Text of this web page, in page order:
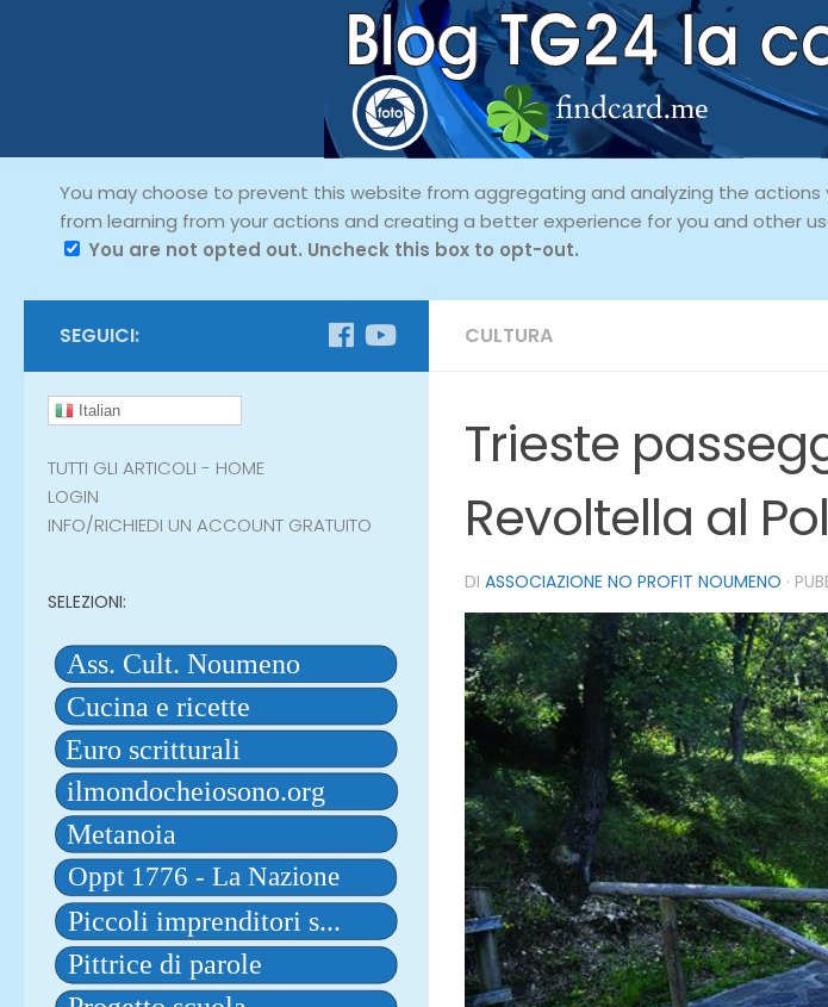
You may choose to prevent this website from aggregating and analyzing the
from learning from your actions and creating a better experience for you and other
You are not opted out. Uncheck this box to opt-out.
CULTURA
Trieste
Revoltella al
DI ASSOCIAZIONE NO PROFIT NOUMENO ·
SEGUICI:
Italian
TUTTI GLI ARTICOLI - HOME
LOGIN
INFO/RICHIEDI UN ACCOUNT GRATUITO
SELEZIONI: